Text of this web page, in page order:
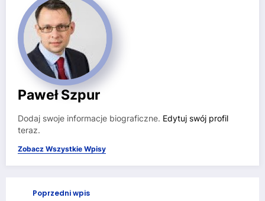
Paweł Szpur
Dodaj swoje informacje biograficzne. Edytuj swój profil
teraz.
Zobacz Wszystkie Wpisy
Poprzedni wpis